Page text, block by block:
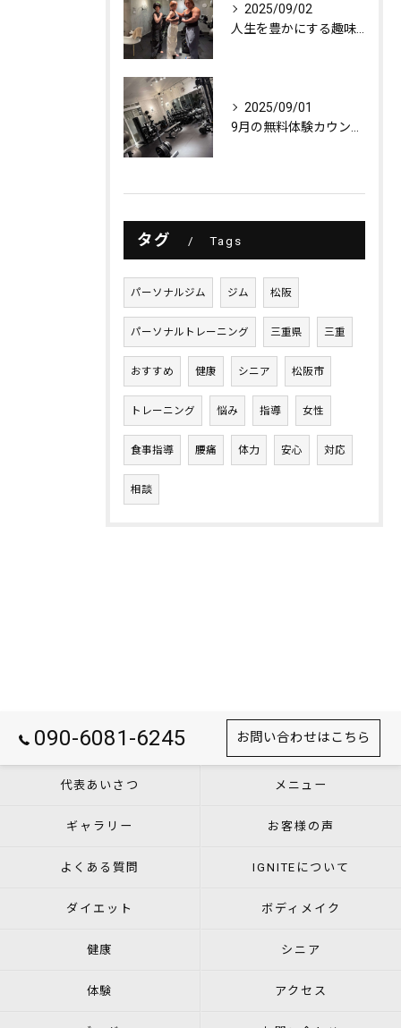
2025/09/02
2025/09/01
タグ Tags
パーソナルジム ジム 松阪
パーソナルトレーニング 三重県 三重
おすすめ 健康 シニア 松阪市
トレーニング 悩み 指導 女性
食事指導 腰痛 体力 安心 対応
相談
090-6081-6245 お問い合わせはこちら
代表あいさつ メニュー
ギャラリー お客様の声
よくある質問 IGNITEについて
ダイエット ボディメイク
健康 シニア
体験 アクセス